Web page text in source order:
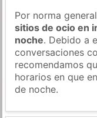
Por norma
sitios de ocio en
noche. Debido a
conversaciones
recomendamos
horarios en que
de noche.